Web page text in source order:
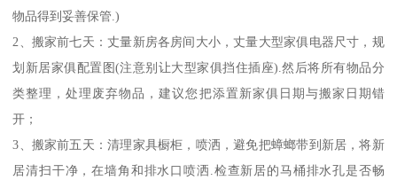
物品得到妥善保管.)
2、搬家前七天：丈量新房各房间大小，丈量大型家俱电器尺寸，规
划新居家俱配置图(注意别让大型家俱挡住插座).然后将所有物品分
类整理，处理废弃物品，建议您把添置新家俱日期与搬家日期错
开；
3、搬家前五天：清理家具橱柜，喷洒，避免把蟑螂带到新居，将新
居清扫干净，在墙角和排水口喷洒.检查新居的马桶排水孔是否畅